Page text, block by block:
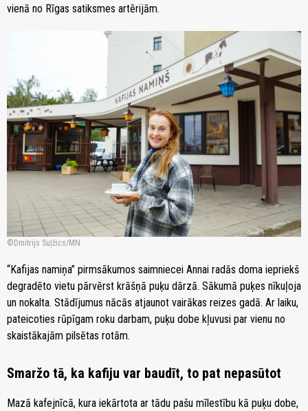
vienā no Rīgas satiksmes artērijām.
Dmitrijs Suļžics/MN
“Kafijas namiņa” pirmsākumos saimniecei Annai radās doma iepriekš
degradēto vietu pārvērst krāšņā puķu dārzā. Sākumā puķes nīkuļoja
un nokalta. Stādījumus nācās atjaunot vairākas reizes gadā. Ar laiku,
pateicoties rūpīgam roku darbam, puķu dobe kļuvusi par vienu no
skaistākajām pilsētas rotām.
Smaržo tā, ka kafiju var baudīt, to pat nepasūtot
Mazā kafejnīcā, kura iekārtota ar tādu pašu mīlestību kā puķu dobe,